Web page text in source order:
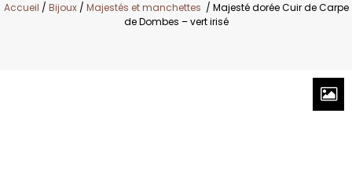
Accueil / Bijoux/ Majestés et manchettes / Majesté dorée Cuir de Carpe
de Dombes – vert irisé